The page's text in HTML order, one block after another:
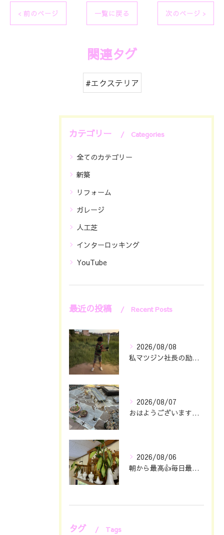
< 前のページ 一覧に戻る 次のページ >
関連タグ
#エクステリア
カテゴリー Categories
全てのカテゴリー
新築
リフォーム
ガレージ
人工芝
インターロッキング
YouTube
最近の投稿 Recent Posts
2026/08/08
私マツジン社長の励み👍😊
2026/08/07
おはようございます🖐️😊
2026/08/06
朝から最高👍毎日最幸の😁マツジン社長でございます🤗
タグ Tags